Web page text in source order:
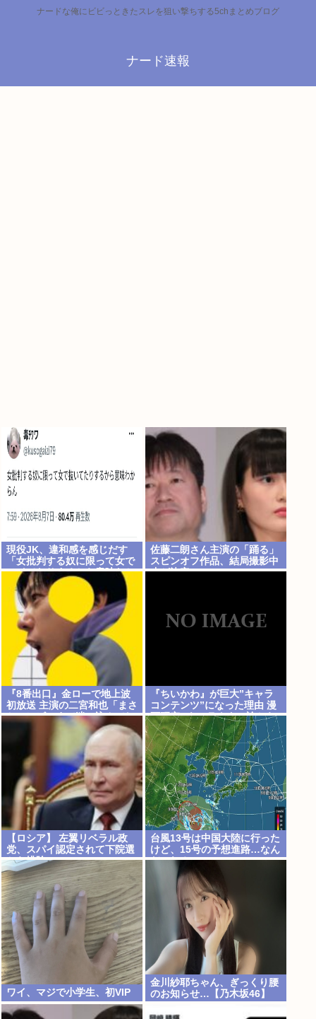
ナードな俺にビビっときたスレを狙い撃ちする5chまとめブログ
ナード速報
現役JK、違和感を感じだす
「女批判する奴に限って女で
ヌイてたりするから意味わか
らなくなってきた 」
佐藤二朗さん主演の「踊る」
スピンオフ作品、結局撮影中
止が決定www
『8番出口』金ローで地上波
初放送 主演の二宮和也「まさ
かテレビにまで迷い込んでし
『ちいかわ』が巨大”キャラ
コンテンツ”になった理由 漫
画研究&キャラクター論から
紐解く
【ロシア】 左翼リベラル政
党、スパイ認定されて下院選
から排除
台風13号は中国大陸に行った
けど、15号の予想進路…なん
だこれ？
ワイ、マジで小学生、初VIP
金川紗耶ちゃん、ぎっくり腰
のお知らせ…【乃木坂46】